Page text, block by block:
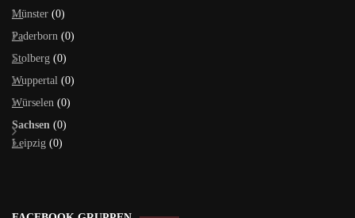
Münster (0)
Paderborn (0)
Stolberg (0)
Wuppertal (0)
Würselen (0)
Sachsen (0)
Leipzig (0)